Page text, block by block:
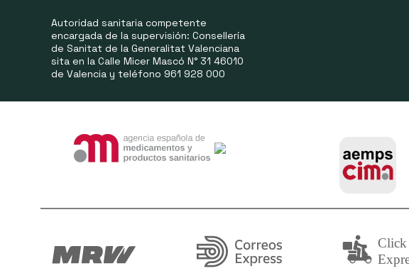
Autoridad sanitaria competente
encargada de la supervisión: Consellería
de Sanitat de la Generalitat Valenciana
sita en la Calle Micer Mascó N° 31 46010
de Valencia y teléfono 961 928 000